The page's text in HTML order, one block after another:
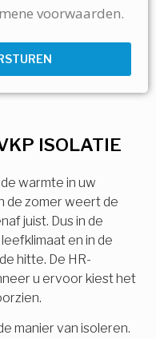
ISOLATIE
warmte in uw
de zomer weert de
juist. Dus in de
en in de
hitte. De HR-
u ervoor kiest het
manier van isoleren.
voorwaarden.